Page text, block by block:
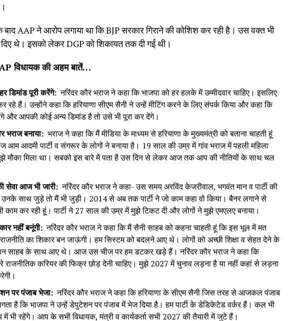
AAP ने आरोप लगाया था कि BJP सरकार गिराने की कोशिश कर रही है। उस वक्त भी
थे। इसको लेकर DGP को शिकायत तक दी गई थी।
विधायक की अहम बातें…
डिमांड पूरी करेंगे: नरिंदर कौर भराज ने कहा कि भाजपा को हर हलके में उम्मीदवार चाहिए। इसलिए
रहे हैं। उन्होंने कहा कि हरियाणा सीएम सैनी ने उन्हें मीटिंग करने के लिए संपर्क किया और कहा कि
और आपकी कोई अन्य डिमांड है तो उसे भी पूरा कर देंगे।
भराज बनाया: भराज ने कहा कि मैं मीडिया के माध्यम से हरियाणा के मुख्यमंत्री को बताना चाहती हूं
आम आदमी पार्टी व संगरूर के लोगों ने बनाया है। 19 साल की उम्र में गांव भराज में पहली महिला
मौका मिला था। सबको इस बारे में पता है उस दिन से लेकर आज तक आप की नीतियों के साथ चल
सेवा आज भी जारी: नरिंदर कौर भराज ने कहा- उस समय अरविंद केजरीवाल, भगवंत मान व पार्टी की
उनके साथ जुड़े तो मैं भी जुड़ी। 2014 से अब तक पार्टी ने जो काम कहा वो किया। बैनर लगाने से
कर रही हूं। पार्टी ने 27 साल की उम्र में मुझे टिकट दी और लोगों ने मुझे एमएलए बनाया।
नहीं बनूंगी:नरिंदर कौर भराज ने कहा कि मैं सैनी साहब को कहना चाहती हूं कि इस भूल में मत
का शिकार बन जाऊंगी। हम सिस्टम को बदलने आए थे। लोगों को अच्छी शिक्षा व सेहत देने के
साहब के साथ आए थे। आज उस चीज पर हम डटकर खड़े हैं। नरिंदर कौर भराज ने कहा कि
राजनीतिक करियर की फिक्र छोड़ देनी चाहिए। मुझे 2027 में चुनाव लड़ना है या नहीं कहां से लड़ना
पर पंजाब भेजा: नरिंदर कौर भराज ने कहा कि हरियाणा के सीएम सैनी जिस तरह से आजकल पंजाब
है कि भाजपा ने उन्हें डेपुटेशन पर पंजाब में भेज दिया है। हम पार्टी के डेडिकेटेड वर्कर हैं। कल भी
भी रहेंगे। आप के सभी विधायक, मंत्री व कार्यकर्ता सभी 2027 की तैयारी में जुटे हैं।